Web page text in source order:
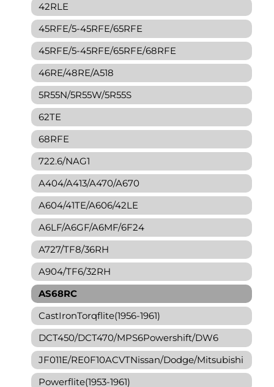
42RLE
45RFE/5-45RFE/65RFE
45RFE/5-45RFE/65RFE/68RFE
46RE/48RE/A518
5R55N/5R55W/5R55S
62TE
68RFE
722.6/NAG1
A404/A413/A470/A670
A604/41TE/A606/42LE
A6LF/A6GF/A6MF/6F24
A727/TF8/36RH
A904/TF6/32RH
AS68RC
CastIronTorqflite(1956-1961)
DCT450/DCT470/MPS6Powershift/DW6
JF011E/RE0F10ACVTNissan/Dodge/Mitsubishi
Powerflite(1953-1961)